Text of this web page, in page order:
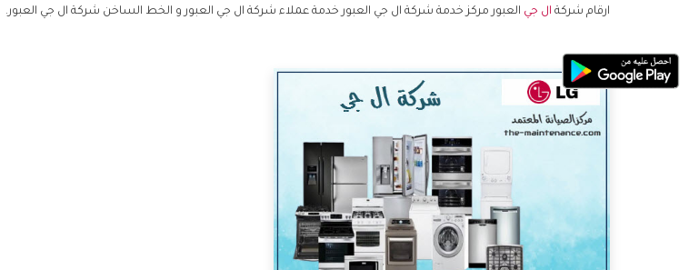
ارقام شركة ال جي العبور مركز خدمة شركة ال جي العبور خدمة عملاء شركة ال جي العبور و الخط الساخن شركة ال جي العبور.